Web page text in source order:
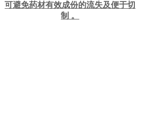
可避免药材有效成份的流失及便于切
制 。